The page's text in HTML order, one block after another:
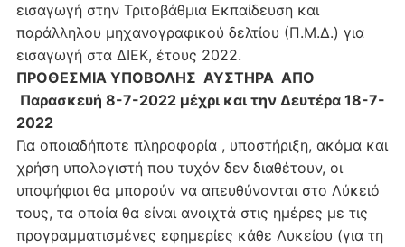
εισαγωγή στην Τριτοβάθμια Εκπαίδευση και
παράλληλου μηχανογραφικού δελτίου (Π.Μ.Δ.) για
εισαγωγή στα ΔΙΕΚ, έτους 2022.
ΠΡΟΘΕΣΜΙΑ ΥΠΟΒΟΛΗΣ ΑΥΣΤΗΡΑ ΑΠΟ
Παρασκευή 8-7-2022 μέχρι και την Δευτέρα 18-7-
2022
Για οποιαδήποτε πληροφορία , υποστήριξη, ακόμα και
χρήση υπολογιστή που τυχόν δεν διαθέτουν, οι
υποψήφιοι θα μπορούν να απευθύνονται στο Λύκειό
τους, τα οποία θα είναι ανοιχτά στις ημέρες με τις
προγραμματισμένες εφημερίες κάθε Λυκείου (για τη